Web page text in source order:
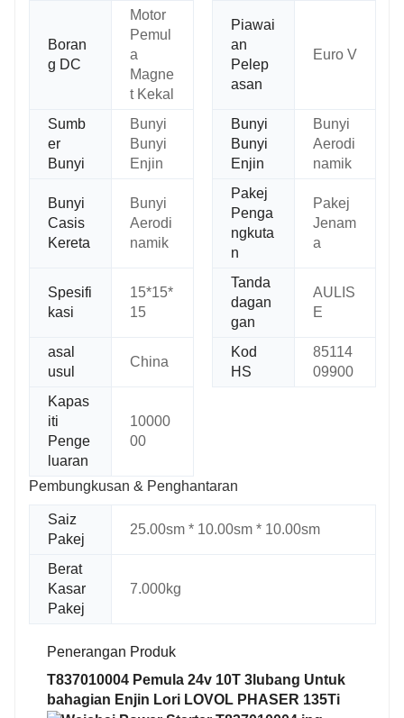
Boran
g DC
Motor
Pemul
a
Magne
t Kekal
Piawai
an
Pelep
asan
Euro V
Sumb
er
Bunyi
Bunyi
Bunyi
Enjin
Bunyi
Bunyi
Enjin
Bunyi
Aerodi
namik
Bunyi
Casis
Kereta
Bunyi
Aerodi
namik
Pakej
Penga
ngkuta
n
Pakej
Jenam
a
Spesifi
kasi
15*15*
15
Tanda
dagan
gan
AULIS
E
asal
usul
China
Kod
HS
85114
09900
Kapas
iti
Penge
luaran
10000
00
Pembungkusan & Penghantaran
Saiz
Pakej
25.00sm * 10.00sm * 10.00sm
Berat
Kasar
Pakej
7.000kg
Penerangan Produk
T837010004 Pemula 24v 10T 3lubang Untuk
bahagian Enjin Lori LOVOL PHASER 135Ti